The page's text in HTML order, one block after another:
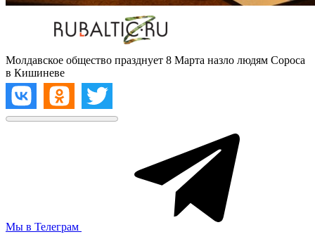
Молдавское общество празднует 8 Марта назло людям Сороса
в Кишиневе
Мы в Телеграм